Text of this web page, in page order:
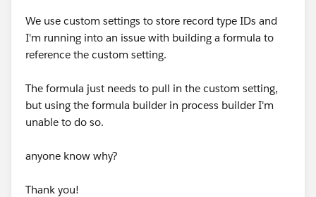
We use custom settings to store record type IDs and
I'm running into an issue with building a formula to
reference the custom setting.
The formula just needs to pull in the custom setting,
but using the formula builder in process builder I'm
unable to do so.
anyone know why?
Thank you!